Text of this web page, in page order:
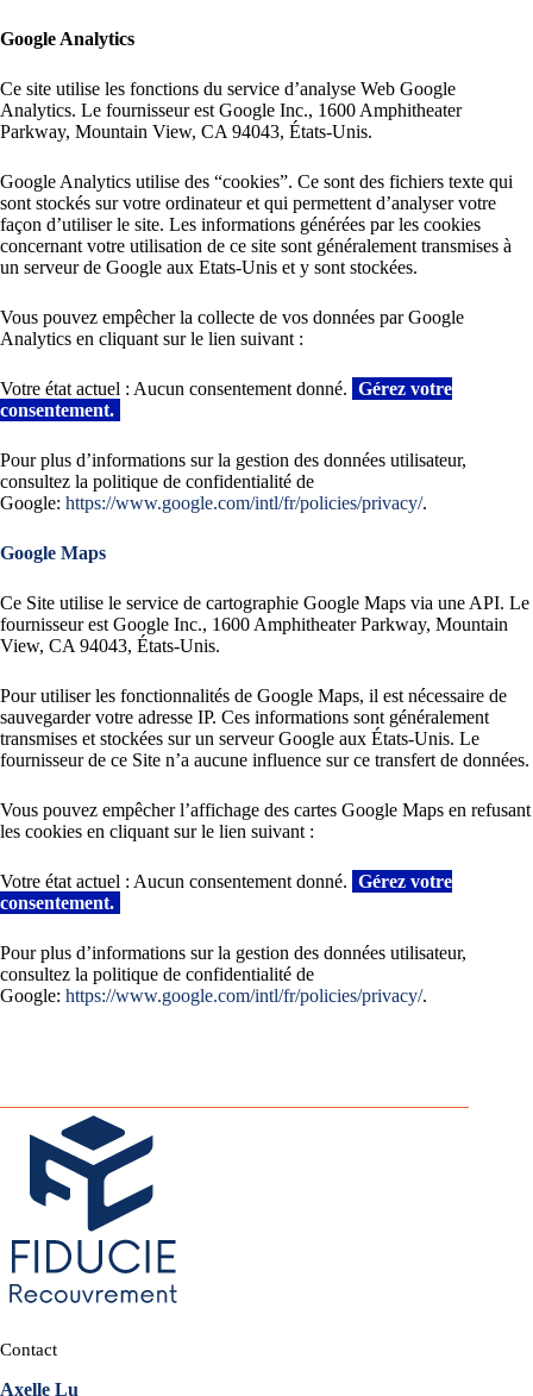
Google Analytics
Ce site utilise les fonctions du service d’analyse Web Google
Analytics. Le fournisseur est Google Inc., 1600 Amphitheater
Parkway, Mountain View, CA 94043, États-Unis.
Google Analytics utilise des “cookies”. Ce sont des fichiers texte qui
sont stockés sur votre ordinateur et qui permettent d’analyser votre
façon d’utiliser le site. Les informations générées par les cookies
concernant votre utilisation de ce site sont généralement transmises à
un serveur de Google aux Etats-Unis et y sont stockées.
Vous pouvez empêcher la collecte de vos données par Google
Analytics en cliquant sur le lien suivant :
Votre état actuel : Aucun consentement donné. Gérez votre
consentement.
Pour plus d’informations sur la gestion des données utilisateur,
consultez la politique de confidentialité de
Google: https://www.google.com/intl/fr/policies/privacy/.
Google Maps
Ce Site utilise le service de cartographie Google Maps via une API. Le
fournisseur est Google Inc., 1600 Amphitheater Parkway, Mountain
View, CA 94043, États-Unis.
Pour utiliser les fonctionnalités de Google Maps, il est nécessaire de
sauvegarder votre adresse IP. Ces informations sont généralement
transmises et stockées sur un serveur Google aux États-Unis. Le
fournisseur de ce Site n’a aucune influence sur ce transfert de données.
Vous pouvez empêcher l’affichage des cartes Google Maps en refusant
les cookies en cliquant sur le lien suivant :
Votre état actuel : Aucun consentement donné. Gérez votre
consentement.
Pour plus d’informations sur la gestion des données utilisateur,
consultez la politique de confidentialité de
Google: https://www.google.com/intl/fr/policies/privacy/.
Contact
Axelle Lu